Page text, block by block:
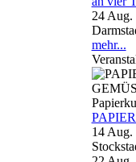
24 Aug.
mehr...
14 Aug.